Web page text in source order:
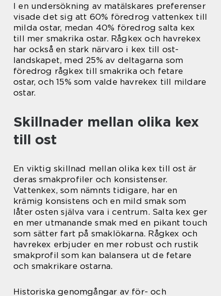
I en undersökning av matälskares preferenser
visade det sig att 60% föredrog vattenkex till
milda ostar, medan 40% föredrog salta kex
till mer smakrika ostar. Rågkex och havrekex
har också en stark närvaro i kex till ost-
landskapet, med 25% av deltagarna som
föredrog rågkex till smakrika och fetare
ostar, och 15% som valde havrekex till mildare
ostar.
Skillnader mellan olika kex
till ost
En viktig skillnad mellan olika kex till ost är
deras smakprofiler och konsistenser.
Vattenkex, som nämnts tidigare, har en
krämig konsistens och en mild smak som
låter osten själva vara i centrum. Salta kex ger
en mer utmanande smak med en pikant touch
som sätter fart på smaklökarna. Rågkex och
havrekex erbjuder en mer robust och rustik
smakprofil som kan balansera ut de fetare
och smakrikare ostarna.
Historiska genomgångar av för- och